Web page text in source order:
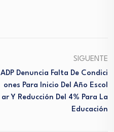
SIGUENTE
ADP Denuncia Falta De Condici
Ones Para Inicio Del Año Escol
Ar Y Reducción Del 4% Para La
Educación